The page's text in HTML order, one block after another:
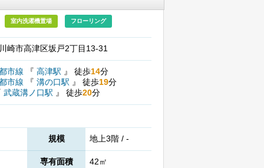
室内洗濯機置場 フローリング
崎市高津区坂戸2丁目13-31
市線 『 高津駅 』 徒歩14分
市線
『 溝の口駅 』 徒歩19分
武蔵溝ノ口駅 』 徒歩20分
規模 地上3階 / -
専有面積 42㎡